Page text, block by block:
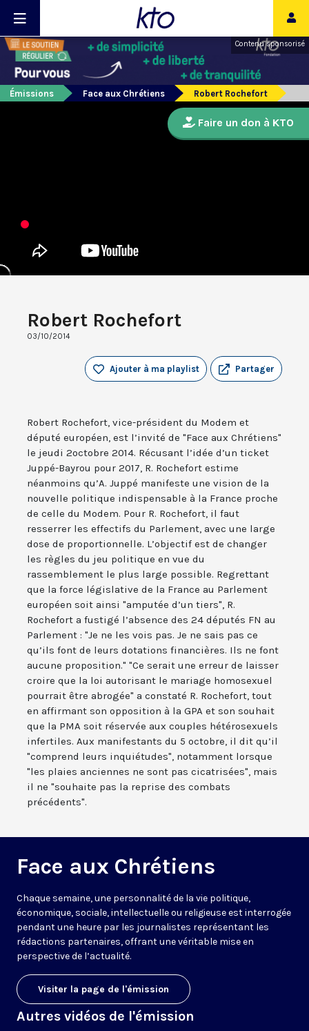
Contenu sponsorisé
Émissions Face aux Chrétiens Robert Rochefort
Robert Rochefort
03/10/2014
Partager
Ajouter à ma playlist
Robert Rochefort, vice-président du Modem et
député européen, est l’invité de "Face aux Chrétiens"
le jeudi 2octobre 2014. Récusant l’idée d’un ticket
Juppé-Bayrou pour 2017, R. Rochefort estime
néanmoins qu’A. Juppé manifeste une vision de la
nouvelle politique indispensable à la France proche
de celle du Modem. Pour R. Rochefort, il faut
resserrer les effectifs du Parlement, avec une large
dose de proportionnelle. L’objectif est de changer
les règles du jeu politique en vue du
rassemblement le plus large possible. Regrettant
que la force législative de la France au Parlement
européen soit ainsi "amputée d’un tiers", R.
Rochefort a fustigé l’absence des 24 députés FN au
Parlement : "Je ne les vois pas. Je ne sais pas ce
qu’ils font de leurs dotations financières. Ils ne font
aucune proposition." "Ce serait une erreur de laisser
croire que la loi autorisant le mariage homosexuel
pourrait être abrogée" a constaté R. Rochefort, tout
en affirmant son opposition à la GPA et son souhait
que la PMA soit réservée aux couples hétérosexuels
infertiles. Aux manifestants du 5 octobre, il dit qu’il
"comprend leurs inquiétudes", notamment lorsque
"les plaies anciennes ne sont pas cicatrisées", mais
il ne "souhaite pas la reprise des combats
précédents".
Face aux Chrétiens
Chaque semaine, une personnalité de la vie politique,
économique, sociale, intellectuelle ou religieuse est interrogée
pendant une heure par les journalistes représentant les
rédactions partenaires, offrant une véritable mise en
perspective de l’actualité.
Visiter la page de l'émission
Autres vidéos de l'émission
Faire un don à KTO